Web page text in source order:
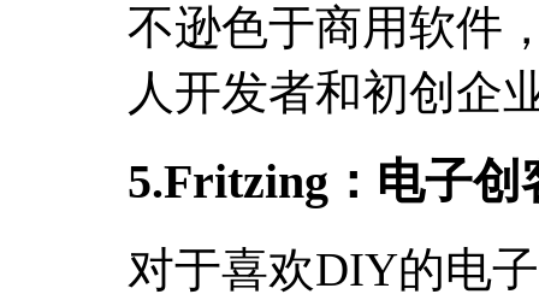
不逊色于商用软件
人开发者和初创企
5.Fritzing：电子创
对于喜欢DIY的电